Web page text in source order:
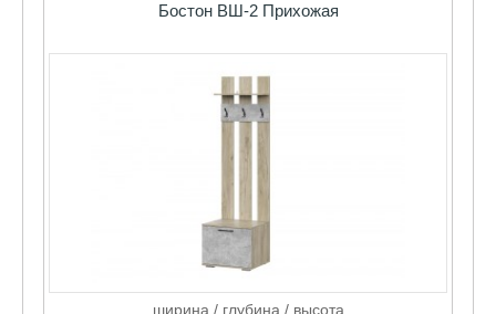
Бостон ВШ-2 Прихожая
ширина / глубина / высота